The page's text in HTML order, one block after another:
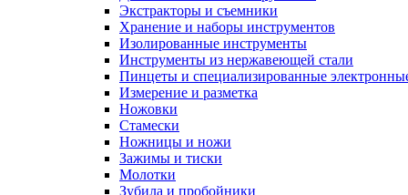
Экстракторы и съемники
Хранение и наборы инструментов
Изолированные инструменты
Инструменты из нержавеющей стали
Пинцеты и специализированные
Измерение и разметка
Ножовки
Стамески
Ножницы и ножи
Зажимы и тиски
Молотки
Зубила и пробойники